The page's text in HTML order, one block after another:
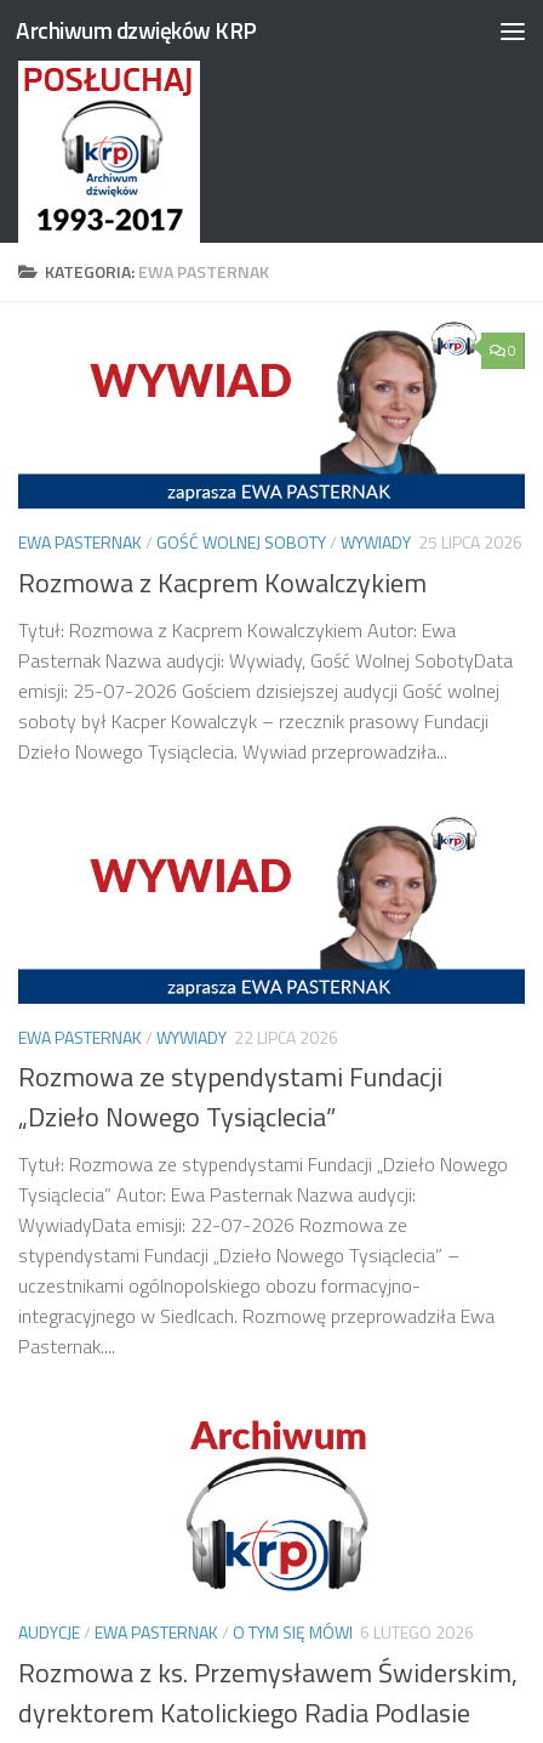
Przejdź do treści
Archiwum dzwięków KRP
KATEGORIA:EWA PASTERNAK
0
EWA PASTERNAK/ GOŚĆ WOLNEJ SOBOTY/WYWIADY 25 LIPCA 2026
Rozmowa z Kacprem Kowalczykiem
Tytuł: Rozmowa z Kacprem Kowalczykiem Autor: Ewa
Pasternak Nazwa audycji: Wywiady, Gość Wolnej SobotyData
emisji: 25-07-2026 Gościem dzisiejszej audycji Gość wolnej
soboty był Kacper Kowalczyk – rzecznik prasowy Fundacji
Dzieło Nowego Tysiąclecia. Wywiad przeprowadziła...
EWA PASTERNAK/WYWIADY 22 LIPCA 2026
Rozmowa ze stypendystami Fundacji
„Dzieło Nowego Tysiąclecia”
Tytuł: Rozmowa ze stypendystami Fundacji „Dzieło Nowego
Tysiąclecia” Autor: Ewa Pasternak Nazwa audycji:
WywiadyData emisji: 22-07-2026 Rozmowa ze
stypendystami Fundacji „Dzieło Nowego Tysiąclecia” –
uczestnikami ogólnopolskiego obozu formacyjno-
integracyjnego w Siedlcach. Rozmowę przeprowadziła Ewa
Pasternak....
AUDYCJE/EWA PASTERNAK/ O TYM SIĘ MÓWI 6 LUTEGO 2026
Rozmowa z ks. Przemysławem Świderskim,
dyrektorem Katolickiego Radia Podlasie